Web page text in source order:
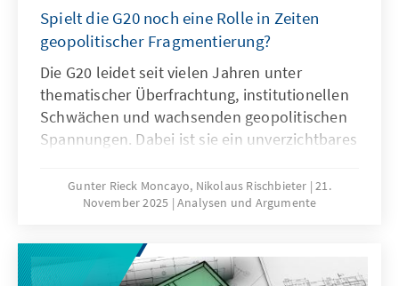
Spielt die G20 noch eine Rolle in Zeiten
geopolitischer Fragmentierung?
Die G20 leidet seit vielen Jahren unter
thematischer Überfrachtung, institutionellen
Schwächen und wachsenden geopolitischen
Spannungen. Dabei ist sie ein unverzichtbares
muss daher ihre Legitimität und Wirksamkeit
zurückgewinnen. Dies kann nur gelingen,
konzentriert, die Troika zu einer mehrjährigen
Planungsinstanz weiterentwickelt, die OECD
Gunter Rieck Moncayo, Nikolaus Rischbieter 21.
November 2025 Analysen und Argumente